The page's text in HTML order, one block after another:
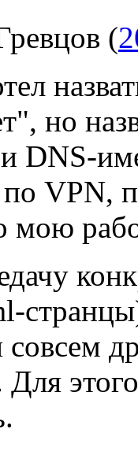
(
но
DNS-
по VPN,
мою
совсем